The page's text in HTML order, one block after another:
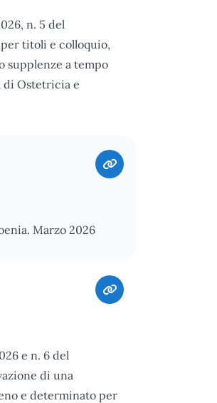
n. 5 del
titoli e colloquio,
supplenze a tempo
di Ostetricia e
Marzo 2026
e n. 6 del
di una
e determinato per